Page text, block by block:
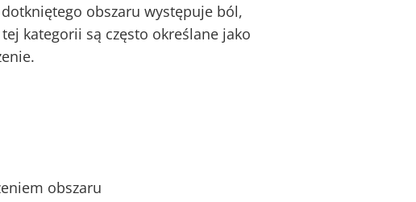
obszaru występuje ból,
kategorii są często określane jako
obszaru